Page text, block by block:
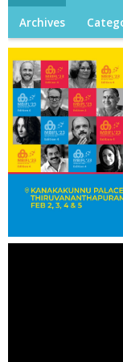
Archives